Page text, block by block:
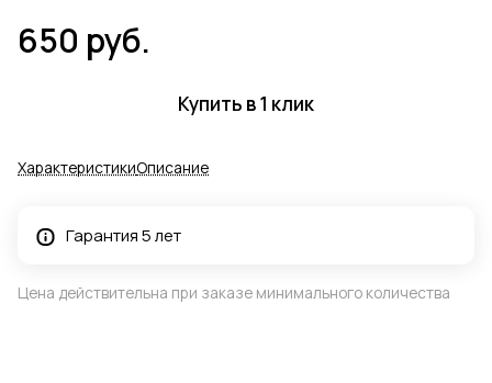
650 руб.
Купить в 1 клик
ХарактеристикиОписание
Гарантия 5 лет
Цена действительна при заказе минимального количества